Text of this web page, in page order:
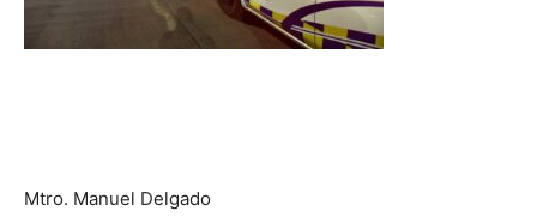
Mtro. Manuel Delgado